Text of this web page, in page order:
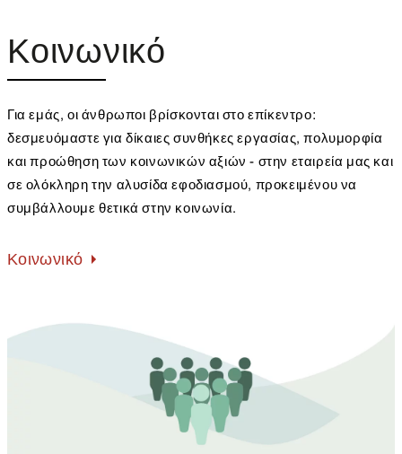
Κοινωνικό
Για εμάς, οι άνθρωποι βρίσκονται στο επίκεντρο:
δεσμευόμαστε για δίκαιες συνθήκες εργασίας, πολυμορφία
και προώθηση των κοινωνικών αξιών - στην εταιρεία μας και
σε ολόκληρη την αλυσίδα εφοδιασμού, προκειμένου να
συμβάλλουμε θετικά στην κοινωνία.
Κοινωνικό